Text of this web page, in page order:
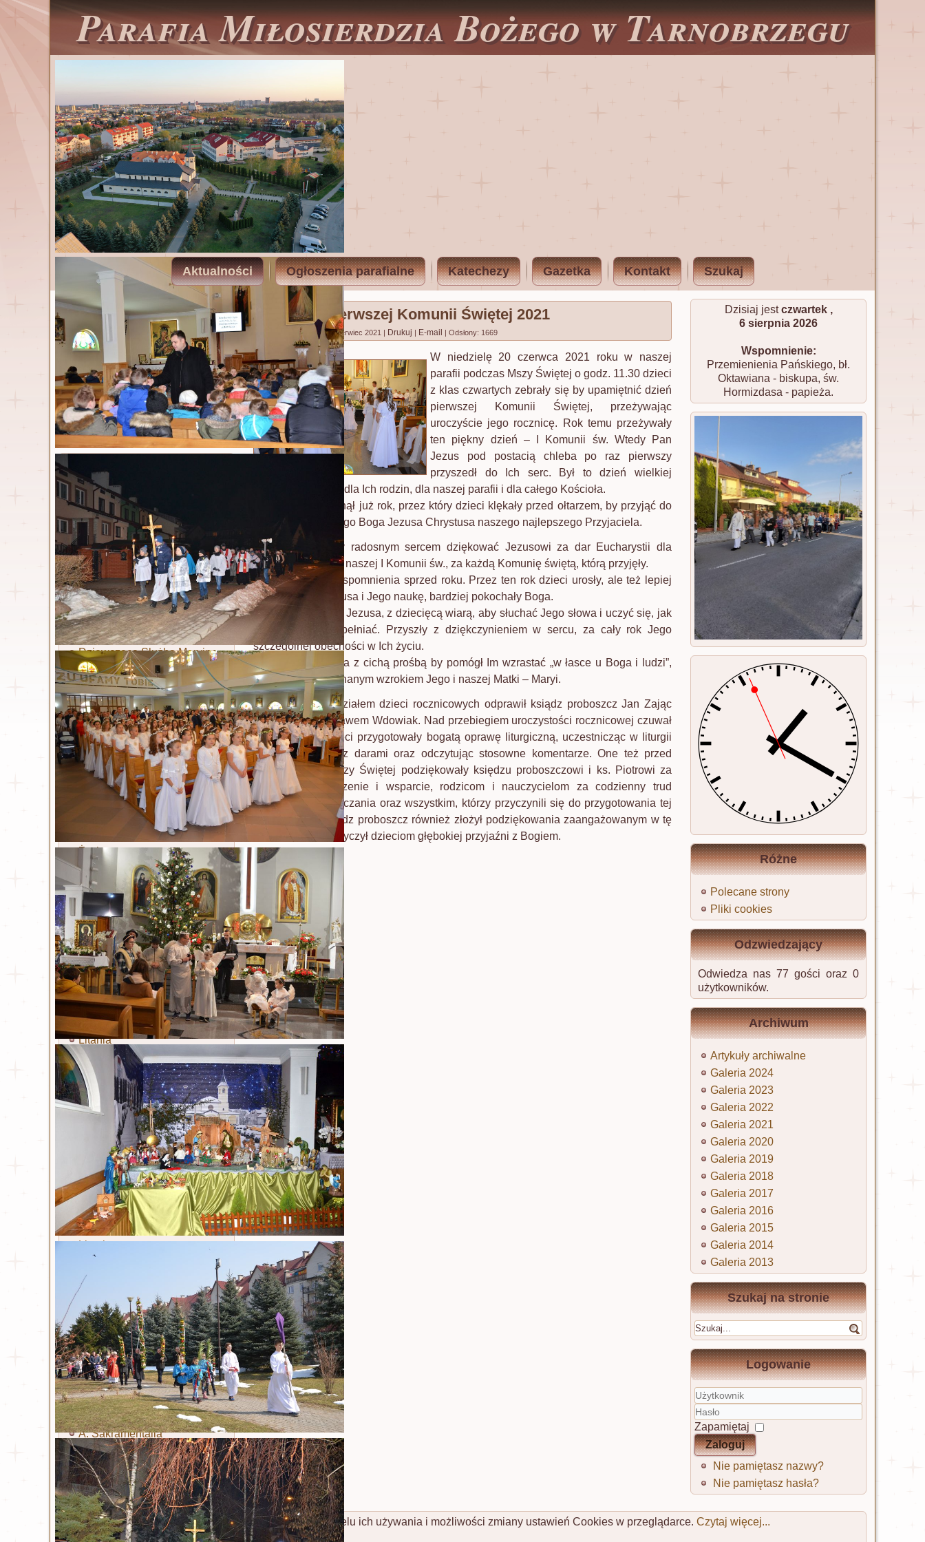
Parafia Miłosierdzia Bożego w Tarnobrzegu
Aktualności Ogłoszenia parafialne Katechezy Gazetka Kontakt Szukaj
Parafia
Msze św. i nabożeństwa
Duszpasterze
Kancelaria
Historia
Parafia w statystyce
Nasz kościół
Standardy ochrony małoletnich
Zespół ds. prewencji
Osoby włączone w
duszpasterstwo
Wspólnoty parafialne
Ruch Światło - Oaza
Liturgiczna Służba Ołtarza
Dziewczęca Służba Maryjna
Żywy Różaniec
Akcja Katolicka
Wspólnota dla Intronizacji
NSPJ
Stowarzyszenie Krwi
Chrystusa
Legion Maryi
Koła koronkowe
Św. Siostra Faustyna
Życiorys
Dzienniczek
Litania
Nowenna
Odpust zupełny
Miłosierdzie Boże
Kult Miłosierdzia Bożego
Obraz Jezusa Miłosiernego
Koronka
Litania
Nowenna
Święty Jan Paweł II
Życiorys
Modlitwa i Litania
Wiersze
Bł. ks. Michał Sopoćko
Życiorys
Litania
Sakramenty i obrzędy
Chrzest
Eucharystia
Bierzmowanie
Kapłaństwo
Małżeństwo
Namaszczenie chorych
Pokuta
A. Sakramentalia
B. Sakramentalia
Rocznica Pierwszej Komunii Świętej 2021
Opublikowano: 21 czerwiec 2021 | Drukuj | E-mail | Odsłony: 1669
W niedzielę 20 czerwca 2021 roku w naszej
parafii podczas Mszy Świętej o godz. 11.30 dzieci
z klas czwartych zebrały się by upamiętnić dzień
pierwszej Komunii Świętej, przeżywając
uroczyście jego rocznicę. Rok temu przeżywały
ten piękny dzień – I Komunii św. Wtedy Pan
Jezus pod postacią chleba po raz pierwszy
przyszedł do Ich serc. Był to dzień wielkiej
radości dla dzieci, dla Ich rodzin, dla naszej parafii i dla całego Kościoła.
Od tego czasu minął już rok, przez który dzieci klękały przed ołtarzem, by przyjąć do
swego serca żywego Boga Jezusa Chrystusa naszego najlepszego Przyjaciela.
Dziś przyszły aby radosnym sercem dziękować Jezusowi za dar Eucharystii dla
Kościoła, za dzień naszej I Komunii św., za każdą Komunię świętą, którą przyjęły.
Odżyły radosne wspomnienia sprzed roku. Przez ten rok dzieci urosły, ale też lepiej
poznały Pana Jezusa i Jego naukę, bardziej pokochały Boga.
Dzieci przyszły do Jezusa, z dziecięcą wiarą, aby słuchać Jego słowa i uczyć się, jak
je codziennie wypełniać. Przyszły z dziękczynieniem w sercu, za cały rok Jego
szczególnej obecności w Ich życiu.
Przyszły do Jezusa z cichą prośbą by pomógł Im wzrastać „w łasce u Boga i ludzi”,
pod czujnym i kochanym wzrokiem Jego i naszej Matki – Maryi.
Mszę świętą z udziałem dzieci rocznicowych odprawił ksiądz proboszcz Jan Zając
wraz z ks. Stanisławem Wdowiak. Nad przebiegiem uroczystości rocznicowej czuwał
ks. Piotr Gaj. Dzieci przygotowały bogatą oprawę liturgiczną, uczestnicząc w liturgii
Słowa i procesji z darami oraz odczytując stosowne komentarze. One też przed
zakończeniem Mszy Świętej podziękowały księdzu proboszczowi i ks. Piotrowi za
duchowe prowadzenie i wsparcie, rodzicom i nauczycielom za codzienny trud
wychowania i nauczania oraz wszystkim, którzy przyczynili się do przygotowania tej
uroczystości. Ksiądz proboszcz również złożył podziękowania zaangażowanym w tę
uroczystość oraz życzył dzieciom głębokiej przyjaźni z Bogiem.
Dzisiaj jestczwartek ,
6 sierpnia 2026
Wspomnienie:
Przemienienia Pańskiego, bł.
Oktawiana - biskupa, św.
Hormizdasa - papieża.
Różne
Polecane strony
Pliki cookies
Odzwiedzający
Odwiedza nas 77 gości oraz 0
użytkowników.
Archiwum
Artykuły archiwalne
Galeria 2024
Galeria 2023
Galeria 2022
Galeria 2021
Galeria 2020
Galeria 2019
Galeria 2018
Galeria 2017
Galeria 2016
Galeria 2015
Galeria 2014
Galeria 2013
Szukaj na stronie
Logowanie
Użytkownik
Hasło
Zapamiętaj
Zaloguj
Nie pamiętasz nazwy?
Nie pamiętasz hasła?
Ta strona używa plików Cookies. Dowiedz się więcej o celu ich używania i możliwości zmiany ustawień Cookies w przeglądarce. Czytaj więcej...